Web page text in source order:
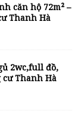
căn hộ 72m² –
Thanh Hà
2wc,full đồ,
Thanh Hà